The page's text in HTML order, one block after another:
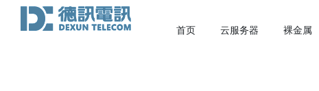
首页 云服务器 裸金属